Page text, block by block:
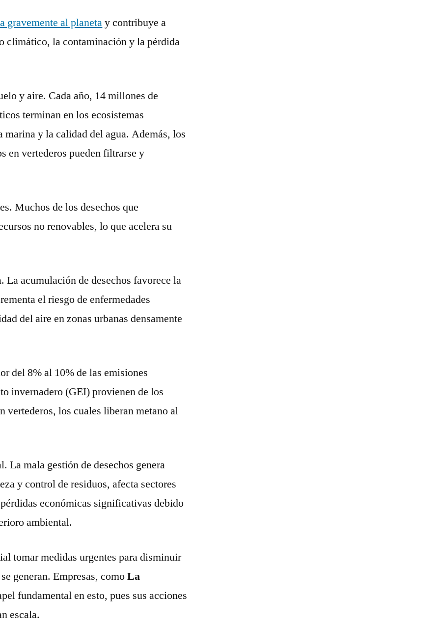
gravemente al planetay contribuye a
climático, la contaminación y la pérdida
y aire. Cada año, 14 millones de
terminan en los ecosistemas
marina y la calidad del agua. Además, los
en vertederos pueden filtrarse y
Muchos de los desechos que
no renovables, lo que acelera su
La acumulación de desechos favorece la
el riesgo de enfermedades
del aire en zonas urbanas densamente
del 8% al 10% de las emisiones
invernadero (GEI) provienen de los
vertederos, los cuales liberan metano al
La mala gestión de desechos genera
y control de residuos, afecta sectores
económicas significativas debido
ambiental.
tomar medidas urgentes para disminuir
generan. Empresas, comoLa
fundamental en esto, pues sus acciones
escala.